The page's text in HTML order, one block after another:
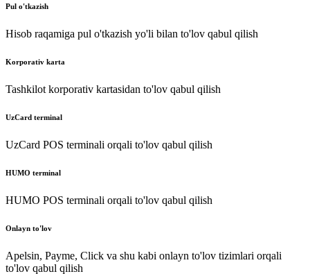
Pul o'tkazish
Hisob raqamiga pul o'tkazish yo'li bilan to'lov qabul qilish
Korporativ karta
Tashkilot korporativ kartasidan to'lov qabul qilish
UzCard terminal
UzCard POS terminali orqali to'lov qabul qilish
HUMO terminal
HUMO POS terminali orqali to'lov qabul qilish
Onlayn to'lov
Apelsin, Payme, Click va shu kabi onlayn to'lov tizimlari orqali
to'lov qabul qilish